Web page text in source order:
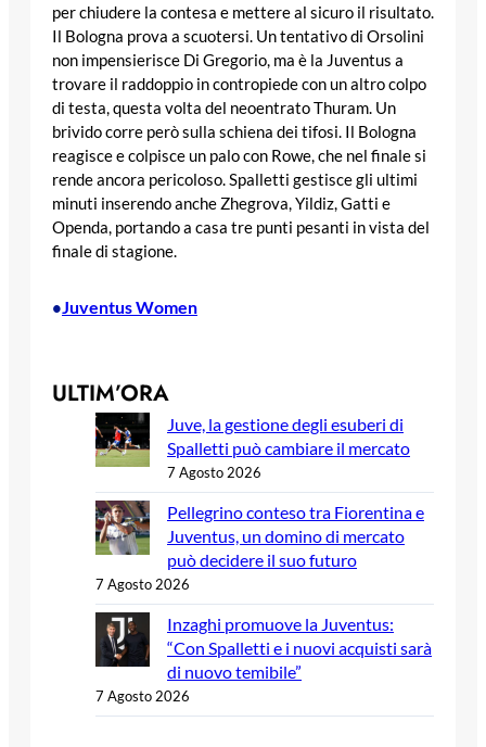
per chiudere la contesa e mettere al sicuro il risultato.
Il Bologna prova a scuotersi. Un tentativo di Orsolini
non impensierisce Di Gregorio, ma è la Juventus a
trovare il raddoppio in contropiede con un altro colpo
di testa, questa volta del neoentrato Thuram. Un
brivido corre però sulla schiena dei tifosi. Il Bologna
reagisce e colpisce un palo con Rowe, che nel finale si
rende ancora pericoloso. Spalletti gestisce gli ultimi
minuti inserendo anche Zhegrova, Yildiz, Gatti e
Openda, portando a casa tre punti pesanti in vista del
finale di stagione.
•Juventus Women
ULTIM’ORA
Juve, la gestione degli esuberi di
Spalletti può cambiare il mercato
7 Agosto 2026
Pellegrino conteso tra Fiorentina e
Juventus, un domino di mercato
può decidere il suo futuro
7 Agosto 2026
Inzaghi promuove la Juventus:
“Con Spalletti e i nuovi acquisti sarà
di nuovo temibile”
7 Agosto 2026